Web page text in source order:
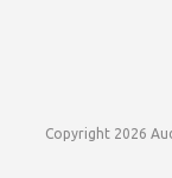
Copyright 2026